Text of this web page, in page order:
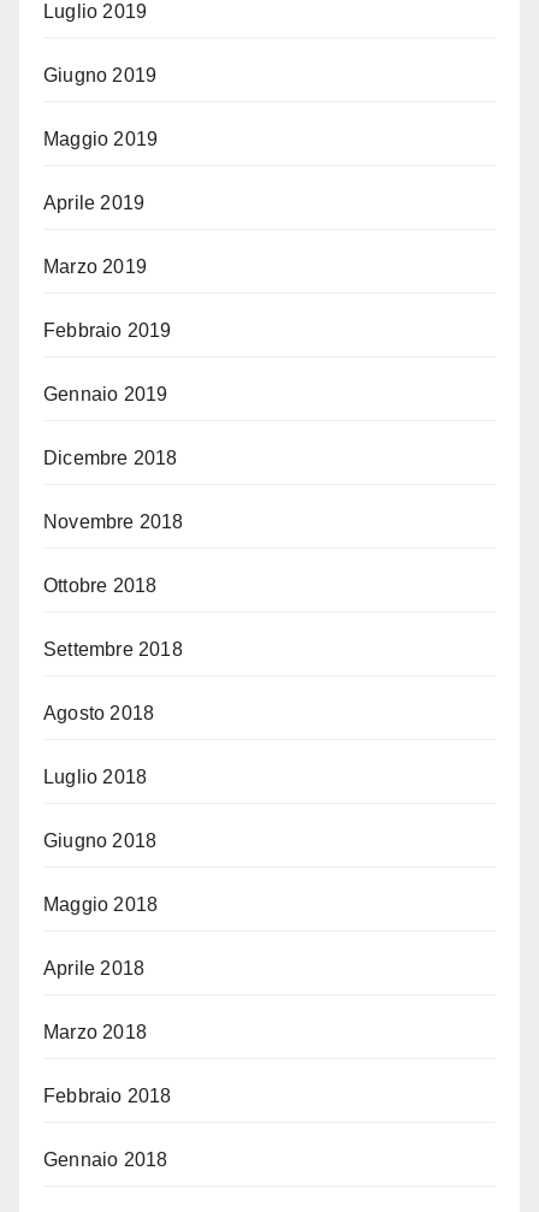
Luglio 2019
Giugno 2019
Maggio 2019
Aprile 2019
Marzo 2019
Febbraio 2019
Gennaio 2019
Dicembre 2018
Novembre 2018
Ottobre 2018
Settembre 2018
Agosto 2018
Luglio 2018
Giugno 2018
Maggio 2018
Aprile 2018
Marzo 2018
Febbraio 2018
Gennaio 2018